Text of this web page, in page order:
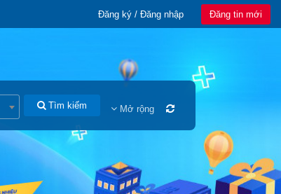
Đăng ký / Đăng nhập Đăng tin mới
Tìm kiếm Mở rộng